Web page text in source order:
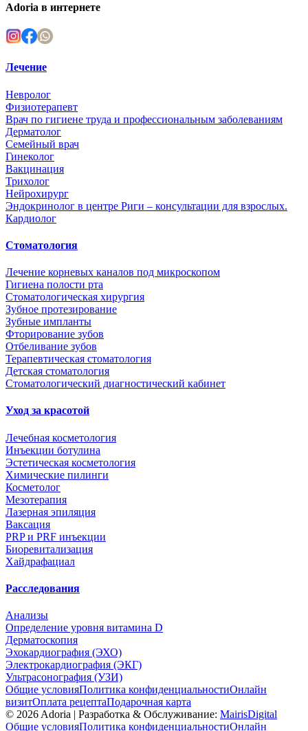
Adoria в интернете
Лечение
Невролог
Физиотерапевт
Врач по гигиене труда и профессиональным заболеваниям
Дерматолог
Семейный врач
Гинеколог
Вакцинация
Трихолог
Нейрохирург
Эндокринолог в центре Риги – консультации для взрослых.
Кардиолог
Стоматология
Лечение корневых каналов под микроскопом
Гигиена полости рта
Стоматологическая хирургия
Зубное протезирование
Зубные импланты
Фторирование зубов
Отбеливание зубов
Терапевтическая стоматология
Детская стоматология
Стоматологический диагностический кабинет
Уход за красотой
Лечебная косметология
Инъекции ботулина
Эстетическая косметология
Химические пилинги
Косметолог
Мезотерапия
Лазерная эпиляция
Ваксация
PRP и PRF инъекции
Биоревитализация
Хайдрафациал
Расследования
Анализы
Определение уровня витамина D
Дерматоскопия
Эхокардиография (ЭХО)
Электрокардиография (ЭКГ)
Ультрасонография (УЗИ)
Общие условияПолитика конфиденциальностиОнлайн
визитОплата рецептаПодарочная карта
© 2026 Adoria | Разработка & Обслуживание: MairisDigital
Общие условияПолитика конфиденциальностиОнлайн